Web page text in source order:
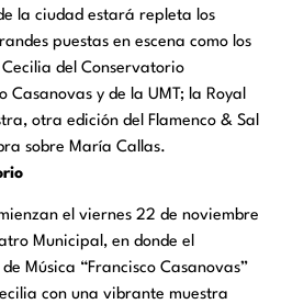
la ciudad estará repleta los
puestas en escena como los
del Conservatorio
Casanovas y de la UMT; la Royal
otra edición del Flamenco & Sal
sobre María Callas.
el viernes 22 de noviembre
Municipal, en donde el
Música “Francisco Casanovas”
con una vibrante muestra